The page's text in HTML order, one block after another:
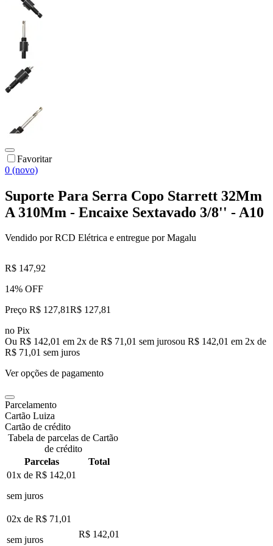
Favoritar
0 (novo)
Suporte Para Serra Copo Starrett 32Mm
A 310Mm - Encaixe Sextavado 3/8'' - A10
Vendido porRCD Elétrica e entregue por Magalu
R$ 147,92
14% OFF
Preço R$ 127,81R$ 127,81
no Pix
Ou R$ 142,01 em 2x de R$ 71,01 sem jurosou R$ 142,01 em 2x de
R$ 71,01 sem juros
Ver opções de pagamento
Parcelamento
Cartão Luiza
Cartão de crédito
Tabela de parcelas de Cartão
de crédito
Parcelas
Total
01x de R$ 142,01
sem juros
02x de R$ 71,01
sem juros
R$ 142,01